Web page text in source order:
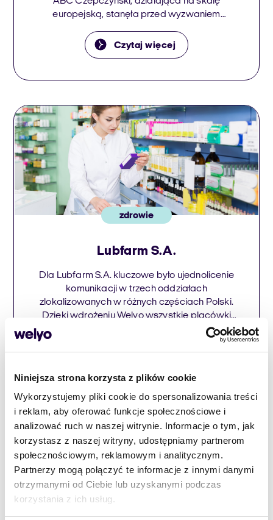
Niniejsza strona korzysta z plików cookie
Wykorzystujemy pliki cookie do spersonalizowania treści
i reklam, aby oferować funkcje społecznościowe i
analizować ruch w naszej witrynie. Informacje o tym, jak
korzystasz z naszej witryny, udostępniamy partnerom
społecznościowym, reklamowym i analitycznym.
Partnerzy mogą połączyć te informacje z innymi danymi
otrzymanymi od Ciebie lub uzyskanymi podczas
korzystania z ich usług.
europejską, stanęła przed wyzwaniem
dostępności zespołu. Sytuacja wymagała nie
tylko przyspieszenia reakcji, ale też lepszego
wkroczyło Welyo, wprowadzając rozwiązania,
odzyskać kontrolę nad […]
Czytaj więcej
zdrowie
Lubfarm S.A.
Dla Lubfarm S.A. kluczowe było ujednolicenie
komunikacji w trzech oddziałach
zlokalizowanych w różnych częściach Polski.
Dzięki wdrożeniu Welyo wszystkie placówki
zyskały jeden spójny system, który umożliwia
monitorować natężenie ruchu telefonicznego,
analizować liczbę i czas trwania połączeń
oraz dostosowywać działania w […]
uslugi